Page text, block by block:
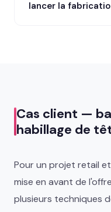
lancer la
Cas client —
habillage de
Pour un projet retail
mise en avant de
plusieurs techniques